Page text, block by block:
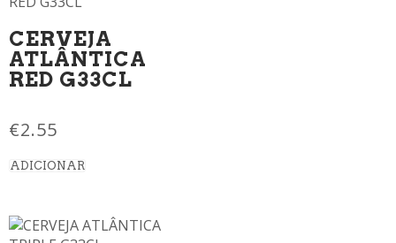
CERVEJA
ATLÂNTICA
RED G33CL
€2.55
ADICIONAR